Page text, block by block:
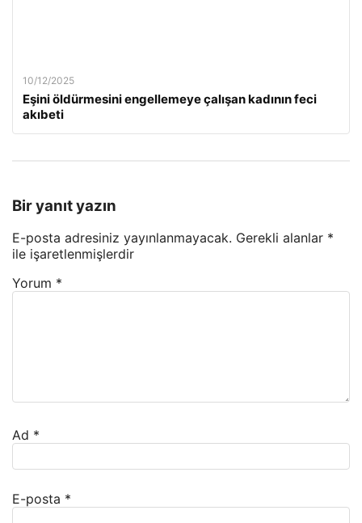
10/12/2025
Eşini öldürmesini engellemeye çalışan kadının feci
akıbeti
Bir yanıt yazın
E-posta adresiniz yayınlanmayacak. Gerekli alanlar *
ile işaretlenmişlerdir
Yorum *
Ad *
E-posta *